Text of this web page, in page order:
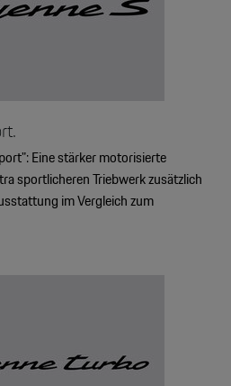
Eine stärker motorisierte
sportlicheren Triebwerk zusätzlich
im Vergleich zum